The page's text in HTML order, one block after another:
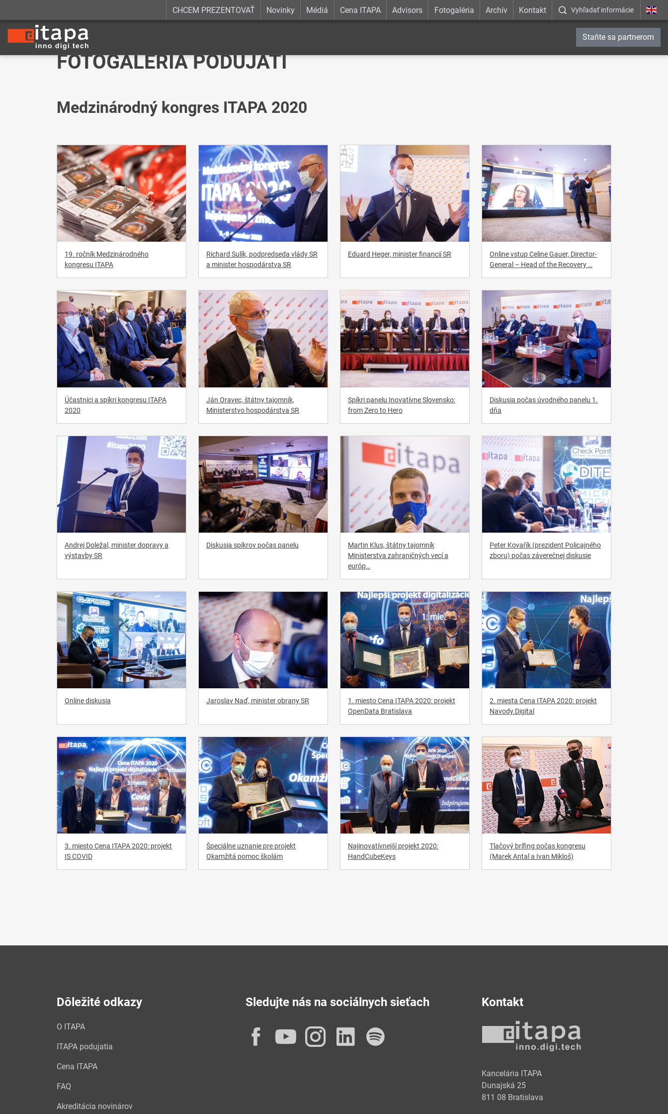
CHCEM PREZENTOVAŤ Novinky Médiá Cena ITAPA Advisors Fotogaléria Archív Kontakt Vyhľadať informácie
Staňte sa partnerom
FOTOGALÉRIA PODUJATÍ
Medzinárodný kongres ITAPA 2020
19. ročník Medzinárodného
kongresu ITAPA
Richard Sulík, podpredseda vlády SR
a minister hospodárstva SR
Eduard Heger, minister financií SR
Online vstup Celine Gauer, Director-
General – Head of the Recovery …
Účastníci a spíkri kongresu ITAPA
2020
Ján Oravec, štátny tajomník,
Ministerstvo hospodárstva SR
Spíkri panelu Inovatívne Slovensko:
from Zero to Hero
Diskusia počas úvodného panelu 1.
dňa
Andrej Doležal, minister dopravy a
výstavby SR
Diskusia spíkrov počas panelu
Martin Klus, štátny tajomník
Ministerstva zahraničných vecí a
európ…
Peter Kovařík (prezident Policajného
zboru) počas záverečnej diskusie
Online diskusia Jaroslav Naď, minister obrany SR
1. miesto Cena ITAPA 2020: projekt
OpenData Bratislava
2. miesta Cena ITAPA 2020: projekt
Navody.Digital
3. miesto Cena ITAPA 2020: projekt
IS COVID
Špeciálne uznanie pre projekt
Okamžitá pomoc školám
Najinovatívnejší projekt 2020:
HandCubeKeys
Tlačový brífing počas kongresu
(Marek Antal a Ivan Mikloš)
Dôležité odkazy
O ITAPA
ITAPA podujatia
Cena ITAPA
FAQ
Akreditácia novinárov
Sledujte nás na sociálnych sieťach
Facebook
YouTube
Instagram
LinkedIn
Kontakt
Kancelária ITAPA
Dunajská 25
811 08 Bratislava